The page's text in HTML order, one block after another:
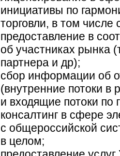
инициативы по
торговли, в том
предоставление в
об участниках рынка
партнера и др);
сбор информации об
(внутренние потоки в
и входящие потоки по
консалтинг в сфере
с общероссийской
в целом;